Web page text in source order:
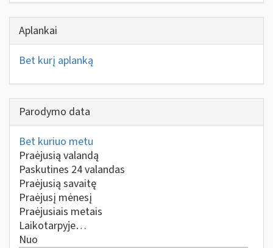
Aplankai
Bet kurį aplanką
Parodymo data
Bet kuriuo metu
Praėjusią valandą
Paskutines 24 valandas
Praėjusią savaitę
Praėjusį mėnesį
Praėjusiais metais
Laikotarpyje…
Nuo